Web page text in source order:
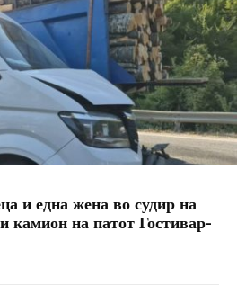
и една жена во судир на
камион на патот Гостивар-